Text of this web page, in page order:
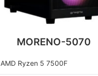
MORENO-5070
AMD Ryzen 5 7500F